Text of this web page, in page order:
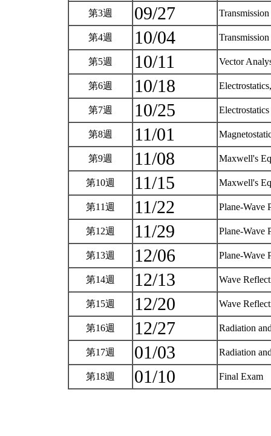
第3週 09/27
第4週 10/04
第5週 10/11 Vector
第6週 10/18
第7週 10/25 Electrostatics
第8週 11/01
第9週 11/08 Maxwell's
第10週 11/15 Maxwell's
第11週 11/22 Plane-Wave
第12週 11/29 Plane-Wave
第13週 12/06 Plane-Wave
第14週 12/13 Wave
第15週 12/20 Wave
第16週 12/27 Radiation
第17週 01/03 Radiation
第18週 01/10 Final Exam